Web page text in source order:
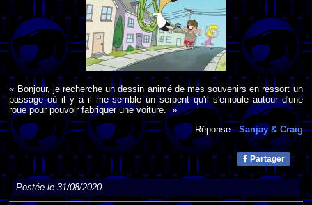
« Bonjour, je recherche un dessin animé de mes souvenirs en ressort un
passage où il y a il me semble un serpent qu'il s'enroule autour d'une
roue pour pouvoir fabriquer une voiture. »
Réponse :Sanjay & Craig
Partager
Postée le 31/08/2020.